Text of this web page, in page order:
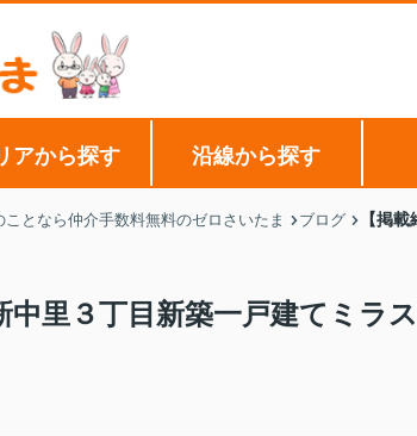
アから探す 沿線から探す
となら仲介手数料無料のゼロさいたま ブログ 【掲
中里３丁目新築一戸建てミラ